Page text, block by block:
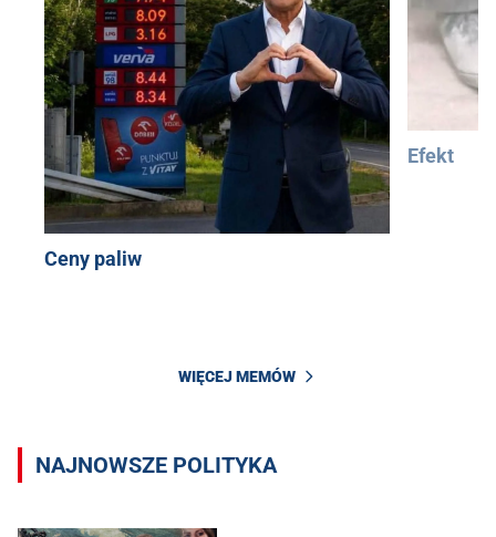
Ceny paliw
Efekt
WIĘCEJ MEMÓW
NAJNOWSZE POLITYKA